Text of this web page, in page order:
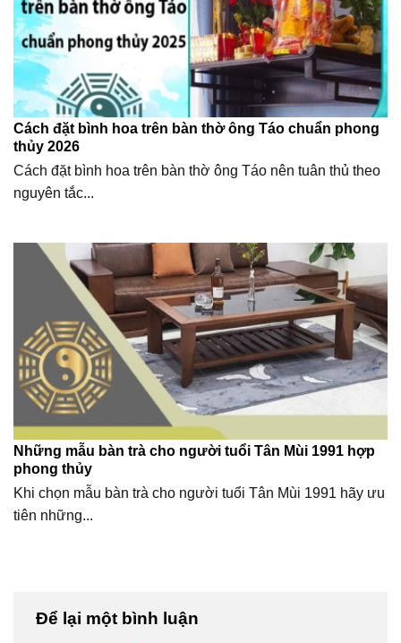
Cách đặt bình hoa trên bàn thờ ông Táo chuẩn phong
thủy 2026
Cách đặt bình hoa trên bàn thờ ông Táo nên tuân thủ theo
nguyên tắc...
Những mẫu bàn trà cho người tuổi Tân Mùi 1991 hợp
phong thủy
Khi chọn mẫu bàn trà cho người tuổi Tân Mùi 1991 hãy ưu
tiên những...
Để lại một bình luận